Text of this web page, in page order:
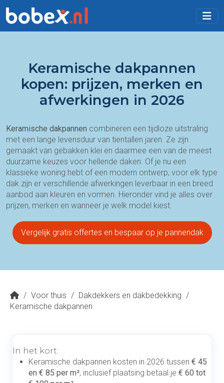
Keramische dakpannen
kopen: prijzen, merken en
afwerkingen in 2026
Keramische dakpannen combineren een tijdloze uitstraling
met een lange levensduur van tientallen jaren. Ze zijn
gemaakt van gebakken klei en daarmee een van de meest
duurzame keuzes voor hellende daken. Of je nu een
klassieke woning hebt of een modern ontwerp, voor elk type
dak zijn er verschillende afwerkingen leverbaar in een breed
aanbod aan kleuren en vormen. Hieronder vind je alles over
prijzen, merken en wanneer je welk model kiest.
Vergelijk gratis offertes en bespaar op je pannendak
/ Voor thuis / Dakdekkers en dakbedekking /
Keramische dakpannen
In het kort:
Keramische dakpannen kosten in 2026 tussen € 45
en € 85 per m², inclusief plaatsing betaal je € 60 tot